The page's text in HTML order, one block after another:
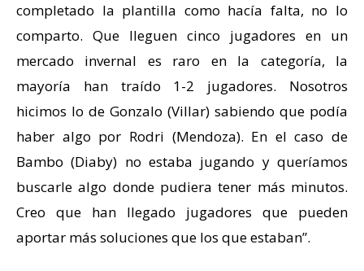
completado la plantilla como hacía falta, no lo
comparto. Que lleguen cinco jugadores en un
mercado invernal es raro en la categoría, la
mayoría han traído 1-2 jugadores. Nosotros
hicimos lo de Gonzalo (Villar) sabiendo que podía
haber algo por Rodri (Mendoza). En el caso de
Bambo (Diaby) no estaba jugando y queríamos
buscarle algo donde pudiera tener más minutos.
Creo que han llegado jugadores que pueden
aportar más soluciones que los que estaban”.